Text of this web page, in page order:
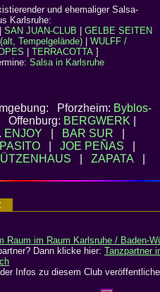
und ehemaliger Salsa-
Karlsruhe:
SAN JUAN-CLUB
GELBE SEITEN
Tempelgelände)
WULFF /
TERRACOTTA]
Salsa in Karlsruhe
Pforzheim: Byblos-
| Offenburg: BERGWERK
ENJOY BAR SUR
| JOE PEÑAS
ZAPATA
Raum im Raum Karlsruhe / Baden-
Dann klicke hier: Tanzpartner
Infos zu diesem Club